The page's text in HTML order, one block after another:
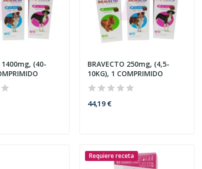
1400mg, (40-
BRAVECTO 250mg, (4,5-
10KG), 1 COMPRIMIDO
44,19 €
Requiere receta